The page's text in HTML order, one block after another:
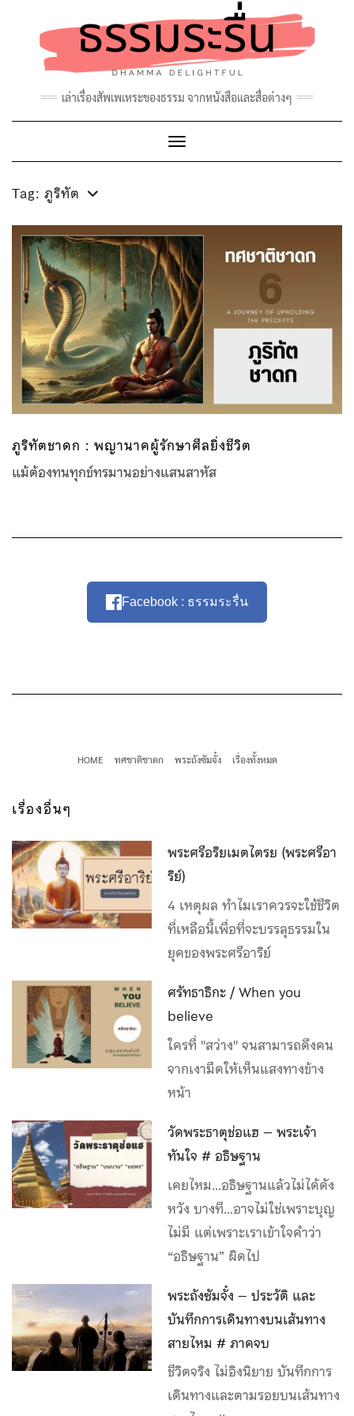
content
เล่าเรื่องสัพเพเหระของธรรม จากหนังสือและสื่อต่างๆ
Toggle Navigation
Tag: ภูริทัต
ภูริทัตชาดก : พญานาคผู้รักษาศีลยิ่งชีวิต
แม้ต้องทนทุกข์ทรมานอย่างแสนสาหัส
Facebook : ธรรมระรื่น
HOME ทศชาติชาดก พระถังซัมจั๋ง เรื่องทั้งหมด
เรื่องอื่นๆ
พระศรีอริยเมตไตรย (พระศรีอา
ริย์)
4 เหตุผล ทำไมเราควรจะใช้ชีวิต
ที่เหลือนี้เพื่อที่จะบรรลุธรรมใน
ยุคของพระศรีอาริย์
ศรัทธาธิกะ / When you
believe
ใครที่ "สว่าง" จนสามารถดึงคน
จากเงามืดให้เห็นแสงทางข้าง
หน้า
วัดพระธาตุช่อแฮ – พระเจ้า
ทันใจ # อธิษฐาน
เคยไหม…อธิษฐานแล้วไม่ได้ดัง
หวัง บางที…อาจไม่ใช่เพราะบุญ
ไม่มี แต่เพราะเราเข้าใจคำว่า
“อธิษฐาน” ผิดไป
พระถังซัมจั๋ง – ประวัติ และ
บันทึกการเดินทางบนเส้นทาง
สายไหม # ภาคจบ
ชีวิตจริง ไม่อิงนิยาย บันทึกการ
เดินทางและตามรอยบนเส้นทาง